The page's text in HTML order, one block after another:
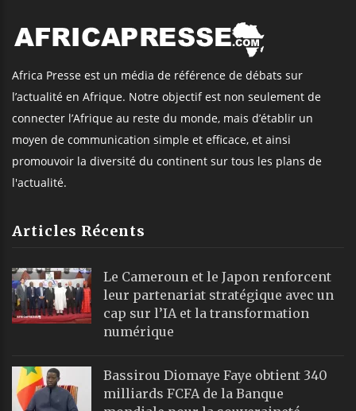
Africa Presse est un média de référence de débats sur
l’actualité en Afrique. Notre objectif est non seulement de
connecter l’Afrique au reste du monde, mais d’établir un
moyen de communication simple et efficace, et ainsi
promouvoir la diversité du continent sur tous les plans de
l'actualité.
Articles Récents
Le Cameroun et le Japon renforcent
leur partenariat stratégique avec un
cap sur l’IA et la transformation
numérique
Bassirou Diomaye Faye obtient 340
milliards FCFA de la Banque